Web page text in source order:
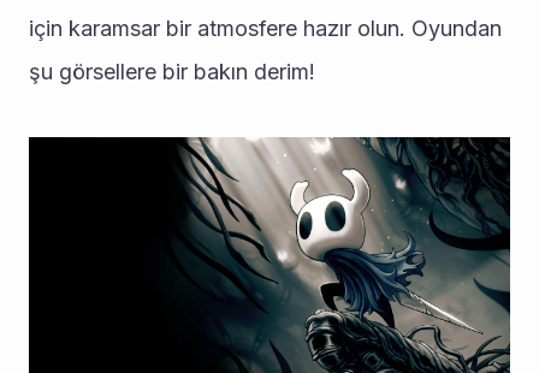
için karamsar bir atmosfere hazır olun. Oyundan
şu görsellere bir bakın derim!